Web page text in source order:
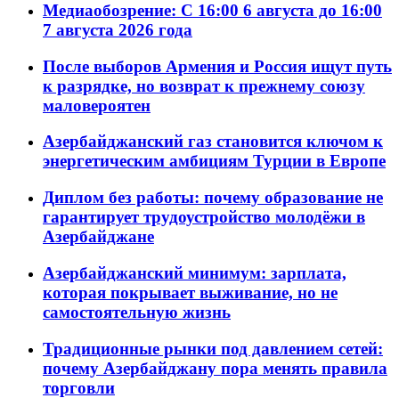
Медиаобозрение: С 16:00 6 августа до 16:00
7 августа 2026 года
После выборов Армения и Россия ищут путь
к разрядке, но возврат к прежнему союзу
маловероятен
Азербайджанский газ становится ключом к
энергетическим амбициям Турции в Европе
Диплом без работы: почему образование не
гарантирует трудоустройство молодёжи в
Азербайджане
Азербайджанский минимум: зарплата,
которая покрывает выживание, но не
самостоятельную жизнь
Традиционные рынки под давлением сетей:
почему Азербайджану пора менять правила
торговли